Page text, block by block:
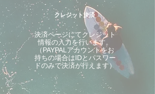
クレジット決済
決済ページにてクレジット
情報の入力を行います。
（PAYPALアカウントをお
持ちの場合はIDとパスワー
ドのみで決済が行えます）